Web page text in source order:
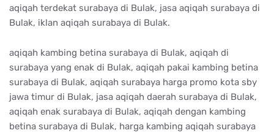
aqiqah terdekat surabaya di Bulak, jasa aqiqah surabaya di
Bulak, iklan aqiqah surabaya di Bulak.
aqiqah kambing betina surabaya di Bulak, aqiqah di
surabaya yang enak di Bulak, aqiqah pakai kambing betina
surabaya di Bulak, aqiqah surabaya harga promo kota sby
jawa timur di Bulak, jasa aqiqah daerah surabaya di Bulak,
aqiqah enak surabaya di Bulak, aqiqah dengan kambing
betina surabaya di Bulak, harga kambing aqiqah surabaya